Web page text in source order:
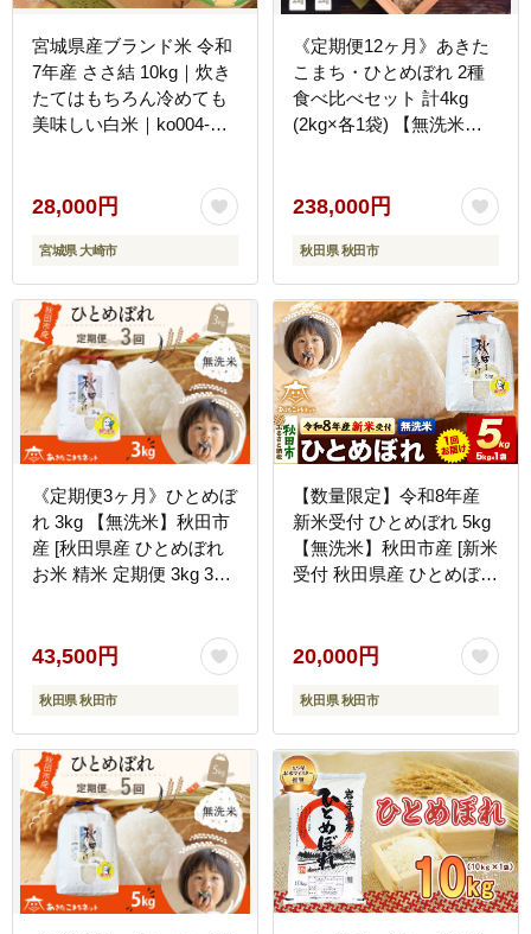
宮城県産ブランド米 令和
7年産 ささ結 10kg｜炊き
たてはもちろん冷めても
美味しい白米｜ko004-
28,000円
宮城県 大崎市
《定期便12ヶ月》あきた
こまち・ひとめぼれ 2種
食べ比べセット 計4kg
(2kg×各1袋) 【無洗米】
精米 小分け 個包装 定期
238,000円
秋田県 秋田市
《定期便3ヶ月》ひとめぼ
れ 3kg 【無洗米】秋田市
産 [秋田県産 ひとめぼれ
お米 精米 定期便 3kg 3キ
43,500円
秋田県 秋田市
【数量限定】令和8年産
新米受付 ひとめぼれ 5kg
【無洗米】秋田市産 [新米
受付 秋田県産 ひとめぼれ
20,000円
秋田県 秋田市